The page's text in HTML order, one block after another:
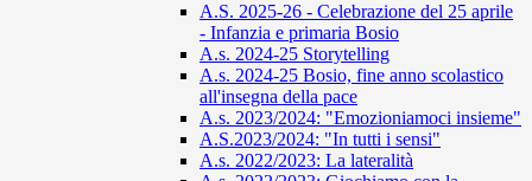
A.S. 2025-26 - Celebrazione del 25 aprile
- Infanzia e primaria Bosio
A.s. 2024-25 Storytelling
A.s. 2024-25 Bosio, fine anno scolastico
all'insegna della pace
A.s. 2023/2024: "Emozioniamoci insieme"
A.S.2023/2024: "In tutti i sensi"
A.s. 2022/2023: La lateralità